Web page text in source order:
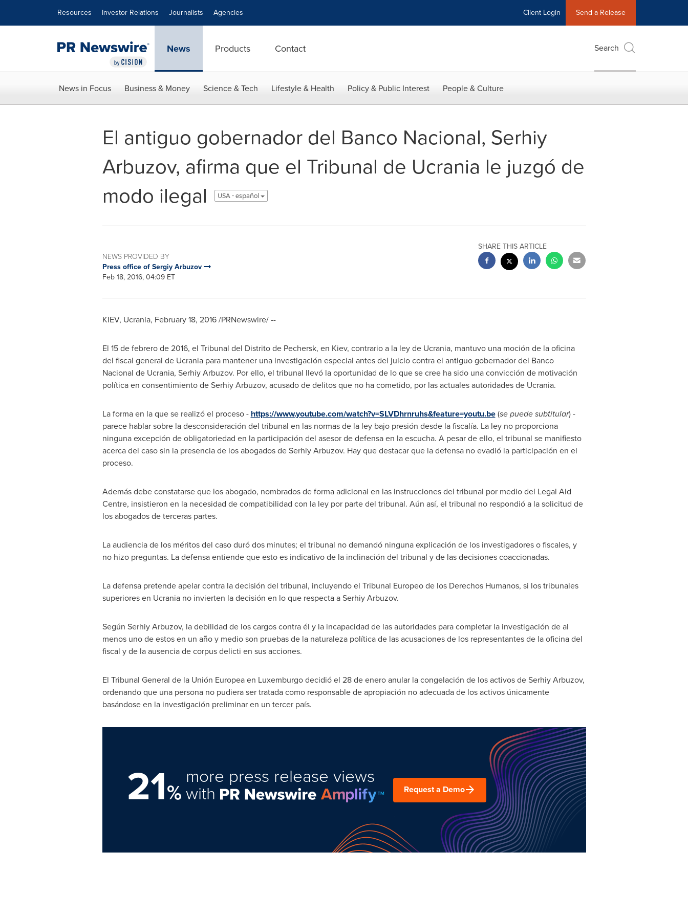
Resources Investor Relations Journalists Agencies Client Login Send a Release
News Products Contact Search
News in Focus Business & Money Science & Tech Lifestyle & Health Policy & Public Interest People & Culture
El antiguo gobernador del Banco Nacional, Serhiy
Arbuzov, afirma que el Tribunal de Ucrania le juzgó de
modo ilegal
USA - español
NEWS PROVIDED BY
Press office of Sergiy Arbuzov
Feb 18, 2016, 04:09 ET
SHARE THIS ARTICLE
KIEV, Ucrania, February 18, 2016/PRNewswire/ --
El 15 de febrero de 2016, el Tribunal del Distrito de Pechersk, en Kiev, contrario a la ley de Ucrania, mantuvo una moción de la oficina
del fiscal general de Ucrania para mantener una investigación especial antes del juicio contra el antiguo gobernador del Banco
Nacional de Ucrania, Serhiy Arbuzov. Por ello, el tribunal llevó la oportunidad de lo que se cree ha sido una convicción de motivación
política en consentimiento deSerhiy Arbuzov, acusado de delitos que no ha cometido, por las actuales autoridades de Ucrania.
La forma en la que se realizó el proceso - https://www.youtube.com/watch?v=SLVDhrnruhs&feature=youtu.be(se puede subtitular) -
parece hablar sobre la desconsideración del tribunal en las normas de la ley bajo presión desde la fiscalía. La ley no proporciona
ninguna excepción de obligatoriedad en la participación del asesor de defensa en la escucha. A pesar de ello, el tribunal se manifiesto
acerca del caso sin la presencia de los abogados deSerhiy Arbuzov. Hay que destacar que la defensa no evadió la participación en el
proceso.
Además debe constatarse que los abogado, nombrados de forma adicional en las instrucciones del tribunal por medio del Legal Aid
Centre, insistieron en la necesidad de compatibilidad con la ley por parte del tribunal. Aún así, el tribunal no respondió a la solicitud de
los abogados de terceras partes.
La audiencia de los méritos del caso duró dos minutes; el tribunal no demandó ninguna explicación de los investigadores o fiscales, y
no hizo preguntas. La defensa entiende que esto es indicativo de la inclinación del tribunal y de las decisiones coaccionadas.
La defensa pretende apelar contra la decisión del tribunal, incluyendo el Tribunal Europeo de los Derechos Humanos, si los tribunales
superiores en Ucrania no invierten la decisión en lo que respecta aSerhiy Arbuzov.
Según Serhiy Arbuzov, la debilidad de los cargos contra él y la incapacidad de las autoridades para completar la investigación de al
menos uno de estos en un año y medio son pruebas de la naturaleza política de las acusaciones de los representantes de la oficina del
fiscal y de la ausencia de corpus delicti en sus acciones.
El Tribunal General de la Unión Europea en Luxemburgo decidió el 28 de enero anular la congelación de los activos deSerhiy Arbuzov,
ordenando que una persona no pudiera ser tratada como responsable de apropiación no adecuada de los activos únicamente
basándose en la investigación preliminar en un tercer país.
21%
more press release views
with Request a Demo